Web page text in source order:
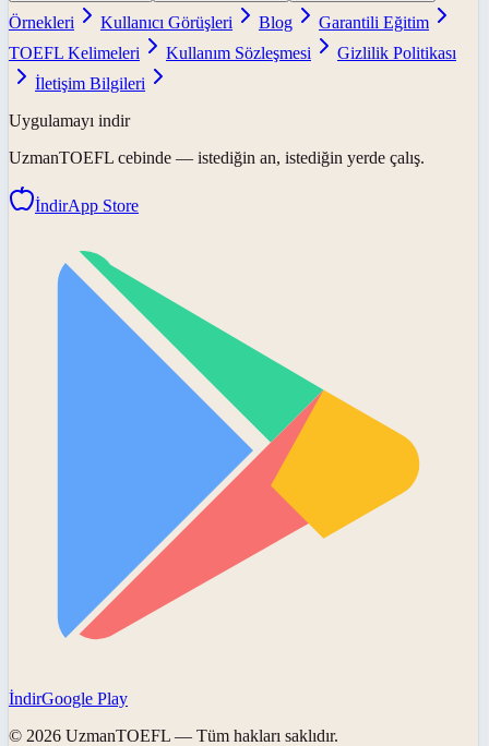
Örnekleri
Kullanıcı Görüşleri Blog
Garantili Eğitim
TOEFL Kelimeleri
Kullanım Sözleşmesi
Gizlilik Politikası
İletişim Bilgileri
Uygulamayı indir
UzmanTOEFL cebinde — istediğin an, istediğin yerde çalış.
İndirApp Store
İndirGoogle Play
© 2026 UzmanTOEFL — Tüm hakları saklıdır.